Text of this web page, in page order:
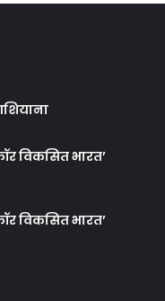
विकसित भारत’
विकसित भारत’